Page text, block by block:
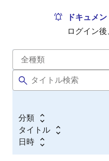
ログインしてダウンロー
116.80 MB
English
2010年8月5日
ソフトウェア／ツール－評
【無償評価版】HEW付き RX
ZIP
122.93 MB
2009年10月5日
ドキュメ
ログイン
分類
タイトル
日時